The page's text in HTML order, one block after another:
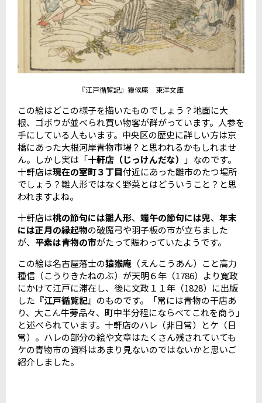
『江戸循覧記』猿候庵 東洋文庫
この絵はどこの様子を描いたものでしょう？地面に大
根、ゴボウが並べられ買い物客が群がっています。人参を
手にしている人もいます。中央区の歴史に詳しい方は京
橋にあった大根河岸青物市場？と思われるかもしれませ
ん。しかし実は「十軒店（じっけんだな）
」なのです。
十軒店は現在の室町３丁目付近にあった雛市のたつ場所
でしょう？雛人形ではなく野菜とはどういうこと？と思
われますよね。
十軒店は桃の節句には雛人形、 端午の節句には兜、 年末
には正月の縁起物の破魔弓や羽子板の市が立ちました
が、 平素は青物の市がたって賑わっていたようです。
この絵は名古屋藩士の猿猴庵 （えんこうあん）こと高力
種信（こうりきたねのぶ）が天明６年（1786）より寛政
にかけて江戸に滞在し、後に文政１１年（1828）に出版
した 『江戸循覧記』 のものです。「常には青物の干店あ
り、大こん牛蒡品々、町中半分程にならべてこれを商う」
と述べられています。十軒店のハレ（非日常）とケ（日
常）。ハレの部分の絵や文章はたくさん残されていても
ケの青物市の資料はあまり見ないのではないかと思いご
紹介しました。